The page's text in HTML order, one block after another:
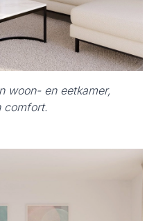
woon- en eetkamer,
comfort.